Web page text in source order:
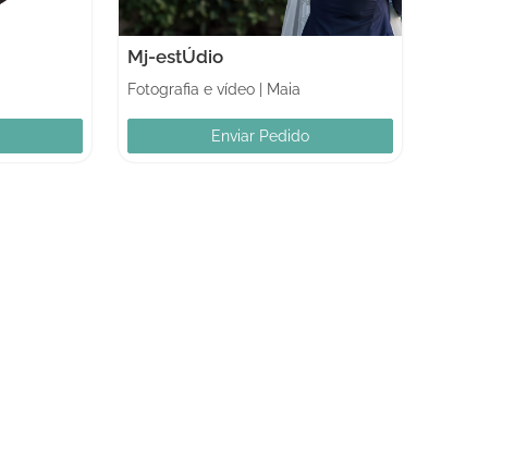
Mj-estÚdio
Fotografia e vídeo Maia
Enviar Pedido